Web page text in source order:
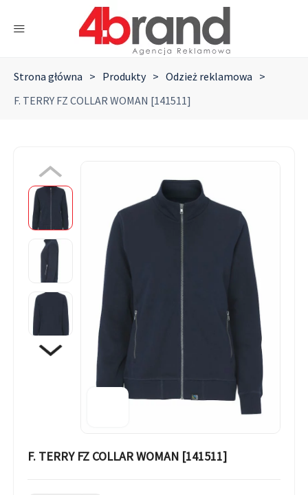
Strona główna > Produkty > Odzież reklamowa >
F. TERRY FZ COLLAR WOMAN [141511]
F. TERRY FZ COLLAR WOMAN [141511]